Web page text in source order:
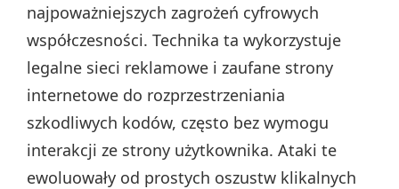
najpoważniejszych zagrożeń cyfrowych
współczesności. Technika ta wykorzystuje
legalne sieci reklamowe i zaufane strony
internetowe do rozprzestrzeniania
szkodliwych kodów, często bez wymogu
interakcji ze strony użytkownika. Ataki te
ewoluowały od prostych oszustw klikalnych